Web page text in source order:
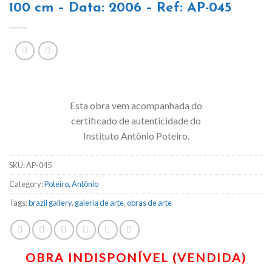
100 cm – Data: 2006 – Ref: AP-045
Esta obra vem acompanhada do
certificado de autenticidade do
Instituto Antônio Poteiro.
SKU:AP-045
Category:Poteiro, Antônio
Tags:brazil gallery, galeria de arte,obras de arte